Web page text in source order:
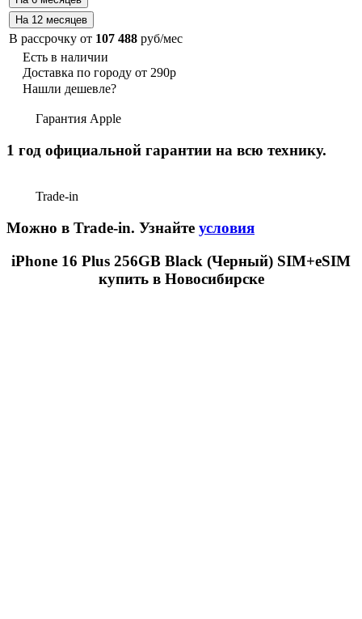
В рассрочку от 107 488 руб/мес
Есть в наличии
Доставка по городу от 290р
Нашли дешевле?
Гарантия Apple
1 год официальной гарантии на всю технику.
Trade-in
Можно в Trade-in. Узнайте условия
iPhone 16 Plus 256GB Black (Черный) SIM+eSIM
купить в Новосибирске